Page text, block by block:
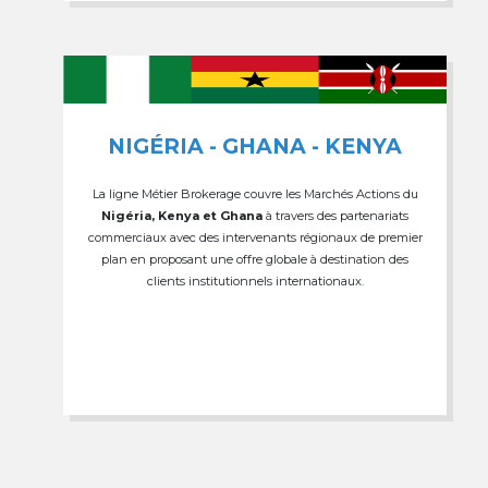
NIGÉRIA - GHANA - KENYA
La ligne Métier Brokerage couvre les Marchés Actions du
Nigéria, Kenya et Ghana à travers des partenariats
commerciaux avec des intervenants régionaux de premier
plan en proposant une offre globale à destination des
clients institutionnels internationaux.